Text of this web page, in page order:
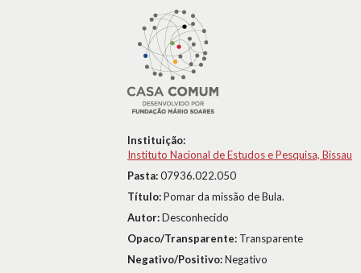
Instituição:
Instituto Nacional de Estudos e Pesquisa, Bissau
Pasta:07936.022.050
Título:Pomar da missão de Bula.
Autor:Desconhecido
Opaco/Transparente: Transparente
Negativo/Positivo:Negativo